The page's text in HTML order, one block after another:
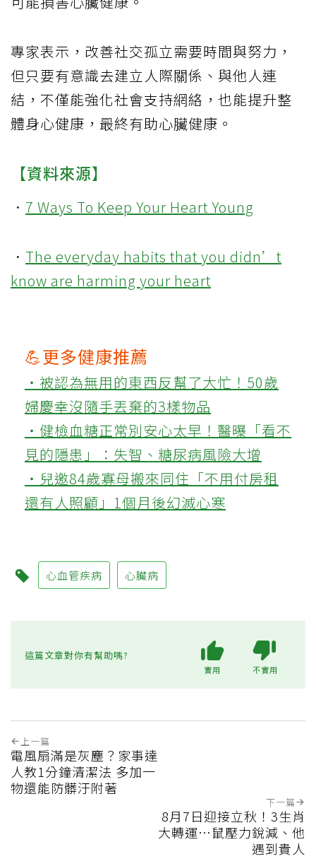
專家表示，改善社交孤立需要時間與努力，
但只要有意識去建立人際關係、與他人連
結，不僅能強化社會支持網絡，也能提升整
體身心健康，最終有助心臟健康。
【資料來源】
． 7 Ways To Keep Your Heart Young
． The everyday habits that you didn’t
know are harming your heart
💪更多健康推薦
‧被認為無用的東西反幫了大忙！50歲
婦慶幸沒隨手丟棄的3樣物品
‧健檢血糖正常別安心太早！醫曝「看不
見的隱患」：失智、糖尿病風險大增
‧兒邀84歲寡母搬來同住「不用付房租
還有人照顧」1個月後幻滅心寒
心血管疾病 心臟病
這篇文章對你有幫助嗎?
實用 不實用
上一篇
電風扇滿是灰塵？家事達
人教1分鐘清潔法 多加一
物還能防髒汙附著
下一篇
8月7日迎接立秋！3生肖
大轉運…鼠壓力銳減、他
遇到貴人